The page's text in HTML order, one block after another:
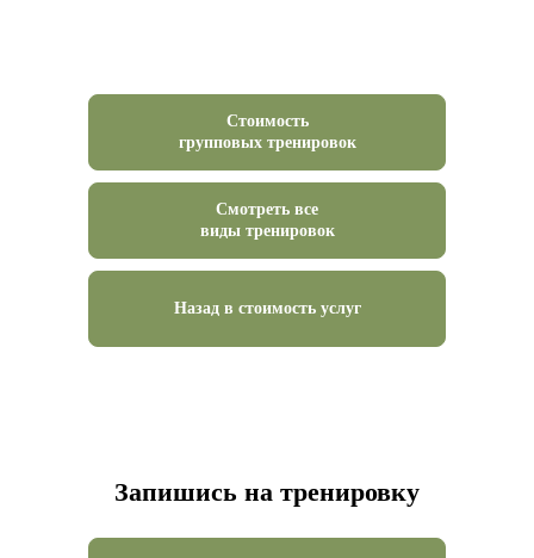
Стоимость
групповых тренировок
Смотреть все
виды тренировок
Назад в стоимость услуг
Запишись на тренировку